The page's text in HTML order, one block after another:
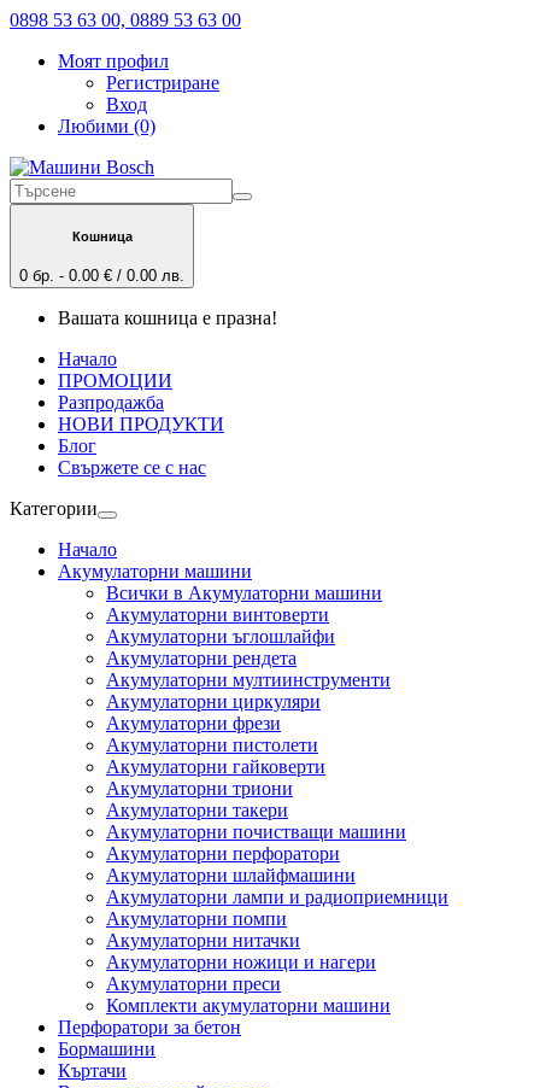
0898 53 63 00, 0889 53 63 00
Моят профил
Регистриране
Вход
Любими (0)
Кошница
0 бр. - 0.00 € / 0.00 лв.
Вашата кошница е празна!
Начало
ПРОМОЦИИ
Разпродажба
НОВИ ПРОДУКТИ
Блог
Свържете се с нас
Категории
Начало
Акумулаторни машини
Всички в Акумулаторни машини
Акумулаторни винтоверти
Акумулаторни ъглошлайфи
Акумулаторни рендета
Акумулаторни мултиинструменти
Акумулаторни циркуляри
Акумулаторни фрези
Акумулаторни пистолети
Акумулаторни гайковерти
Акумулаторни триони
Акумулаторни такери
Акумулаторни почистващи машини
Акумулаторни перфоратори
Акумулаторни шлайфмашини
Акумулаторни лампи и радиоприемници
Акумулаторни помпи
Акумулаторни нитачки
Акумулаторни ножици и нагери
Акумулаторни преси
Комплекти акумулаторни машини
Перфоратори за бетон
Бормашини
Къртачи